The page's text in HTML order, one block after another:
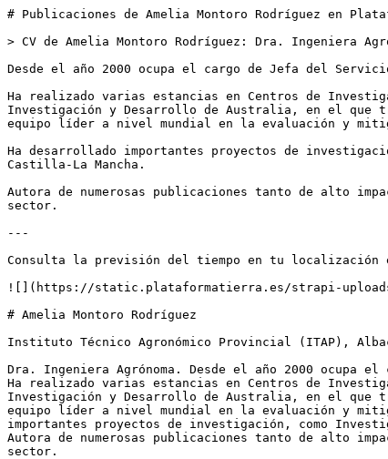
# Publicaciones de Amelia Montoro Rodríguez en
> CV de Amelia Montoro Rodríguez: Dra. Ingeniera
Desde el año 2000 ocupa el cargo de Jefa del
Ha realizado varias estancias en Centros de
Investigación y Desarrollo de Australia, en el que
equipo líder a nivel mundial en la evaluación y
Ha desarrollado importantes proyectos de
Castilla-La Mancha.
Autora de numerosas publicaciones tanto de alto
sector.
---
Consulta la previsión del tiempo en tu localización
![](https://static.plataformatierra.es/strapi-uploads/
# Amelia Montoro Rodríguez
Instituto Técnico Agronómico Provincial (ITAP),
Dra. Ingeniera Agrónoma. Desde el año 2000 ocupa
Ha realizado varias estancias en Centros de
Investigación y Desarrollo de Australia, en el que
equipo líder a nivel mundial en la evaluación y
importantes proyectos de investigación, como
Autora de numerosas publicaciones tanto de alto
sector.